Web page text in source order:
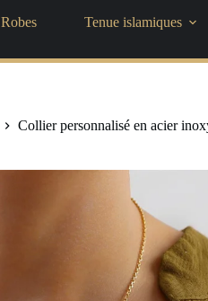
Robes Tenue islamiques
Collier personnalisé en acier